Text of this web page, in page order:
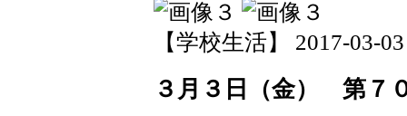
【学校生活】 2017-03-
３月３日（金） 第７